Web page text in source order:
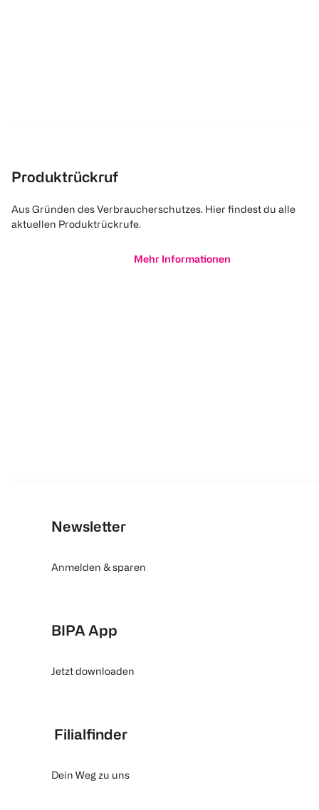
Produktrückruf
Aus Gründen des Verbraucherschutzes. Hier findest du alle
aktuellen Produktrückrufe.
Mehr Informationen
Newsletter
Anmelden & sparen
BIPA App
Jetzt downloaden
Filialfinder
Dein Weg zu uns